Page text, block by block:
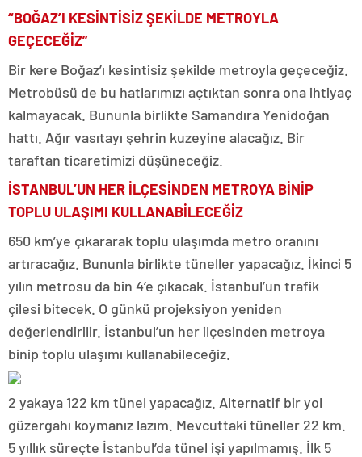
“BOĞAZ’I KESİNTİSİZ ŞEKİLDE METROYLA
GEÇECEĞİZ”
Bir kere Boğaz’ı kesintisiz şekilde metroyla geçeceğiz.
Metrobüsü de bu hatlarımızı açtıktan sonra ona ihtiyaç
kalmayacak. Bununla birlikte Samandıra Yenidoğan
hattı. Ağır vasıtayı şehrin kuzeyine alacağız. Bir
taraftan ticaretimizi düşüneceğiz.
İSTANBUL’UN HER İLÇESİNDEN METROYA BİNİP
TOPLU ULAŞIMI KULLANABİLECEĞİZ
650 km’ye çıkararak toplu ulaşımda metro oranını
artıracağız. Bununla birlikte tüneller yapacağız. İkinci 5
yılın metrosu da bin 4’e çıkacak. İstanbul’un trafik
çilesi bitecek. O günkü projeksiyon yeniden
değerlendirilir. İstanbul’un her ilçesinden metroya
binip toplu ulaşımı kullanabileceğiz.
2 yakaya 122 km tünel yapacağız. Alternatif bir yol
güzergahı koymanız lazım. Mevcuttaki tüneller 22 km.
5 yıllık süreçte İstanbul’da tünel işi yapılmamış. İlk 5